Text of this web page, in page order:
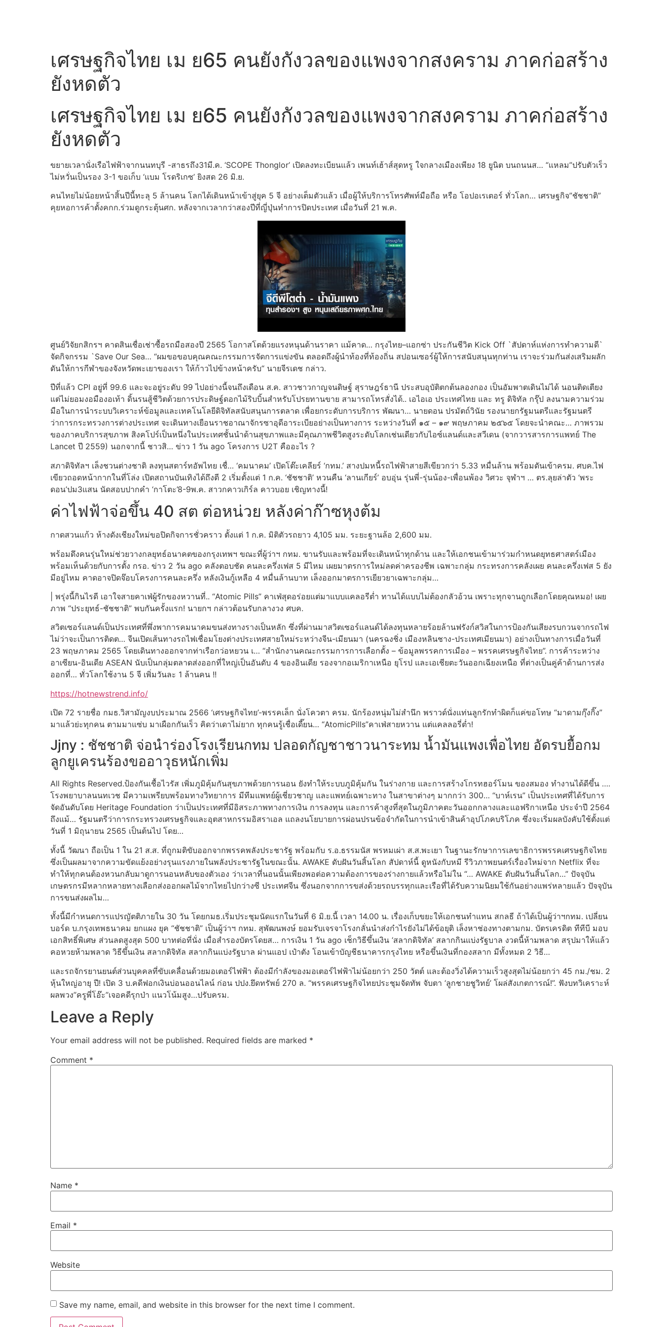
เศรษฐกิจไทย เม ย65 คนยังกังวลของแพงจากสงคราม ภาคก่อสร้าง
ยังหดตัว
เศรษฐกิจไทย เม ย65 คนยังกังวลของแพงจากสงคราม ภาคก่อสร้าง
ยังหดตัว
ขยายเวลานั่งเรือไฟฟ้าจากนนทบุรี -สาธรถึง31มี.ค. ‘SCOPE Thonglor’ เปิดลงทะเบียนแล้ว เพนท์เฮ้าส์สุดหรู ใจกลางเมืองเพียง 18 ยูนิต บนถนนส… “แหลม”ปรับตัวเร็ว
ไม่หวั่นเป็นรอง 3-1 ขอเก็บ ‘แบม โรดริเกซ’ ยิงสด 26 มิ.ย.
คนไทยไม่น้อยหน้าสิ้นปีนี้ทะลุ 5 ล้านคน โลกได้เดินหน้าเข้าสู่ยุค 5 จี อย่างเต็มตัวแล้ว เมื่อผู้ให้บริการโทรศัพท์มือถือ หรือ โอปอเรเตอร์ ทั่วโลก… เศรษฐกิจ”ชัชชาติ”
คุยหอการค้าตั้งคกก.ร่วมดูกระตุ้นศก. หลังจากเวลากว่าสองปีที่ญี่ปุ่นทำการปิดประเทศ เมื่อวันที่ 21 พ.ค.
ศูนย์วิจัยกสิกรฯ คาดสินเชื่อเช่าซื้อรถมือสองปี 2565 โอกาสโตด้วยแรงหนุนด้านราคา แม้คาด… กรุงไทย–แอกซ่า ประกันชีวิต Kick Off `สัปดาห์แห่งการทำความดี`
จัดกิจกรรม `Save Our Sea… “ผมขอขอบคุณคณะกรรมการจัดการแข่งขัน ตลอดถึงผู้นำท้องที่ท้องถิ่น สปอนเซอร์ผู้ให้การสนับสนุนทุกท่าน เราจะร่วมกันส่งเสริมผลัก
ดันให้การกีฬาของจังหวัดพะเยาของเรา ให้ก้าวไปข้างหน้าครับ“ นายจีรเดช กล่าว.
ปีที่แล้ว CPI อยู่ที่ 99.6 และจะอยู่ระดับ 99 ไปอย่างนี้จนถึงเดือน ส.ค. สาวชาวกาญจนดิษฐ์ สุราษฎร์ธานี ประสบอุบัติตกต้นลองกอง เป็นอัมพาตเดินไม่ได้ นอนติดเตียง
แต่ไม่ยอมงอมืองอเท้า ดิ้นรนสู้ชีวิตด้วยการประดิษฐ์ดอกไม้ริบบิ้นสำหรับโปรยทานขาย สามารถโทรสั่งได้.. เอไอเอ ประเทศไทย และ ทรู ดิจิทัล กรุ๊ป ลงนามความร่วม
มือในการนำระบบวิเคราะห์ข้อมูลและเทคโนโลยีดิจิทัลสนับสนุนการตลาด เพื่อยกระดับการบริการ พัฒนา… นายดอน ปรมัตถ์วินัย รองนายกรัฐมนตรีและรัฐมนตรี
ว่าการกระทรวงการต่างประเทศ จะเดินทางเยือนราชอาณาจักรซาอุดีอาระเบียอย่างเป็นทางการ ระหว่างวันที่ ๑๕ – ๑๙ พฤษภาคม ๒๕๖๕ โดยจะนำคณะ… ภาพรวม
ของภาคบริการสุขภาพ สิงคโปร์เป็นหนึ่งในประเทศชั้นนำด้านสุขภาพและมีคุณภาพชีวิตสูงระดับโลกเช่นเดียวกับไอซ์แลนด์และสวีเดน (จากวารสารการแพทย์ The
Lancet ปี 2559) นอกจากนี้ ชาวสิ… ข่าว 1 วัน ago โครงการ U2T คืออะไร ?
สภาดิจิทัลฯ เล็งชวนต่างชาติ ลงทุนสตาร์ทอัพไทย เชื่… ‘คมนาคม’ เปิดโต๊ะเคลียร์ ‘กทม.’ สางปมหนี้รถไฟฟ้าสายสีเขียวกว่า 5.33 หมื่นล้าน พร้อมดันเข้าครม. ศบค.ไฟ
เขียวถอดหน้ากากในที่โล่ง เปิดสถานบันเทิงได้ถึงตี 2 เริ่มตั้งแต่ 1 ก.ค. ‘ชัชชาติ’ หวนคืน ‘ลานเกียร์’ อบอุ่น รุ่นพี่-รุ่นน้อง-เพื่อนพ้อง วิศวะ จุฬาฯ … ตร.ลุยล่าตัว ‘พระ
ดอน’ปม3แสน นัดสอบปากคำ ‘กาโตะ’8-9พ.ค. สาวกคาวเกิร์ล คาวบอย เชิญทางนี้!
ค่าไฟฟ้าจ่อขึ้น 40 สต ต่อหน่วย หลังค่าก๊าซหุงต้ม
กาดสวนแก้ว ห้างดังเชียงใหม่ขอปิดกิจการชั่วคราว ตั้งแต่ 1 ก.ค. มิติตัวรถยาว 4,105 มม. ระยะฐานล้อ 2,600 มม.
พร้อมดึงคนรุ่นใหม่ช่วยวางกลยุทธ์อนาคตของกรุงเทพฯ ขณะที่ผู้ว่าฯ กทม. ขานรับและพร้อมที่จะเดินหน้าทุกด้าน และให้เอกชนเข้ามาร่วมกำหนดยุทธศาสตร์เมือง
พร้อมเห็นด้วยกับการตั้ง กรอ. ข่าว 2 วัน ago คลังตอบชัด คนละครึ่งเฟส 5 มีไหม เผยมาตรการใหม่ลดค่าครองชีพ เฉพาะกลุ่ม กระทรงการคลังเผย คนละครึ่งเฟส 5 ยัง
มีอยู่ไหม คาดอาจปิดจ๊อบโครงการคนละครึ่ง หลังเงินกู้เหลือ 4 หมื่นล้านบาท เล็งออกมาตรการเยียวยาเฉพาะกลุ่ม…
| พรุ่งนี้กินไรดี เอาใจสายคาเฟ่ผู้รักของหวานที่.. “Atomic Pills” คาเฟ่สุดอร่อยแต่มาแบบแคลอรีต่ำ ทานได้แบบไม่ต้องกลัวอ้วน เพราะทุกจานถูกเลือกโดยคุณหมอ! เผย
ภาพ “ประยุทธ์-ชัชชาติ” พบกันครั้งแรก! นายกฯ กล่าวต้อนรับกลางวง ศบค.
สวิตเซอร์แลนด์เป็นประเทศที่พึ่งพาการคมนาคมขนส่งทางรางเป็นหลัก ซึ่งที่ผ่านมาสวิตเซอร์แลนด์ได้ลงทุนหลายร้อยล้านฟรังก์สวิสในการป้องกันเสียงรบกวนจากรถไฟ
ไม่ว่าจะเป็นการติดต… จีนเปิดเส้นทางรถไฟเชื่อมโยงต่างประเทศสายใหม่ระหว่างจีน-เมียนมา (นครฉงชิ่ง เมืองหลินชาง-ประเทศเมียนมา) อย่างเป็นทางการเมื่อวันที่
23 พฤษภาคม 2565 โดยเดินทางออกจากท่าเรือกว่อหยวน เ… “สำนักงานคณะกรรมการการเลือกตั้ง – ข้อมูลพรรคการเมือง – พรรคเศรษฐกิจไทย”. การค้าระหว่าง
อาเซียน-อินเดีย ASEAN นับเป็นกลุ่มตลาดส่งออกที่ใหญ่เป็นอันดับ 4 ของอินเดีย รองจากอเมริกาเหนือ ยุโรป และเอเชียตะวันออกเฉียงเหนือ ที่ต่างเป็นคู่ค้าด้านการส่ง
ออกที่… ทั่วโลกใช้งาน 5 จี เพิ่มวันละ 1 ล้านคน !!
https://hotnewstrend.info/
เปิด 72 รายชื่อ กมธ.วิสามัญงบประมาณ 2566 ‘เศรษฐกิจไทย’-พรรคเล็ก นั่งโควตา ครม. นักร้องหนุ่มไม่สำนึก พราวด์นั่งแท่นลูกรักทำผิดก็แค่ขอโทษ “มาดามกุ๊งกิ๊ง”
มาแล้วย่ะทุกคน ตามมาแซ่บ มาเผือกกันเร็ว คิดว่าเดาไม่ยาก ทุกคนรู้เชื่อเดี๊ยน… “AtomicPills”คาเฟ่สายหวาน แต่แคลลอรี่ต่ำ!
Jjny : ชัชชาติ จ่อนำร่องโรงเรียนกทม ปลอดกัญชาชาวนาระทม น้ำมันแพงเพื่อไทย อัดรบยื้อกม
ลูกยูเครนร้องขออาวุธหนักเพิ่ม
All Rights Reserved.ป้องกันเชื้อไวรัส เพิ่มภูมิคุ้มกันสุขภาพด้วยการนอน ยังทำให้ระบบภูมิคุ้มกัน ในร่างกาย และการสร้างโกรทฮอร์โมน ของสมอง ทำงานได้ดีขึ้น ….
โรงพยาบาลนนทเวช มีความเพรียบพร้อมทางวิทยาการ มีทีมแพทย์ผู้เชี่ยวชาญ และแพทย์เฉพาะทาง ในสาขาต่างๆ มากกว่า 300… “บาห์เรน” เป็นประเทศที่ได้รับการ
จัดอันดับโดย Heritage Foundation ว่าเป็นประเทศที่มีอิสระภาพทางการเงิน การลงทุน และการค้าสูงที่สุดในภูมิภาคตะวันออกกลางและแอฟริกาเหนือ ประจำปี 2564
ถึงแม้… รัฐมนตรีว่าการกระทรวงเศรษฐกิจและอุตสาหกรรมอิสราเอล แถลงนโยบายการผ่อนปรนข้อจำกัดในการนำเข้าสินค้าอุปโภคบริโภค ซึ่งจะเริ่มผลบังคับใช้ตั้งแต่
วันที่ 1 มิถุนายน 2565 เป็นต้นไป โดย…
ทั้งนี้ วัฒนา ถือเป็น 1 ใน 21 ส.ส. ที่ถูกมติขับออกจากพรรคพลังประชารัฐ พร้อมกับ ร.อ.ธรรมนัส พรหมเผ่า ส.ส.พะเยา ในฐานะรักษาการเลขาธิการพรรคเศรษฐกิจไทย
ซึ่งเป็นผลมาจากความขัดแย้งอย่างรุนแรงภายในพลังประชารัฐในขณะนั้น. AWAKE ดับฝันวันสิ้นโลก สัปดาห์นี้ ดูหนังกับหมี รีวิวภาพยนตร์เรื่องใหม่จาก Netflix ที่จะ
ทำให้ทุกคนต้องหวนกลับมาดูการนอนหลับของตัวเอง ว่าเวลาที่นอนนั้นเพียงพอต่อความต้องการของร่างกายแล้วหรือไม่ใน “… AWAKE ดับฝันวันสิ้นโลก…” ปัจจุบัน
เกษตรกรมีหลากหลายทางเลือกส่งออกผลไม้จากไทยไปกว่างซี ประเทศจีน ซึ่งนอกจากการขส่งด้วยรถบรรทุกและเรือที่ได้รับความนิยมใช้กันอย่างแพร่หลายแล้ว ปัจจุบัน
การขนส่งผลไม…
ทั้งนี้มีกำหนดการแปรญัตติภายใน 30 วัน โดยกมธ.เริ่มประชุมนัดแรกในวันที่ 6 มิ.ย.นี้ เวลา 14.00 น. เรื่องเก็บขยะให้เอกชนทำแทน สกลธี ถ้าได้เป็นผู้ว่าฯกทม. เปลี่ยน
บอร์ด บ.กรุงเทพธนาคม ยกแผง ยุค “ชัชชาติ” เป็นผู้ว่าฯ กทม. สุพัฒนพงษ์ ยอมรับเจรจาโรงกลั่นนำส่งกำไรยังไม่ได้ข้อยุติ เล็งหาช่องทางตามกม. บัตรเครดิต ทีทีบี มอบ
เอกสิทธิ์พิเศษ ส่วนลดสูงสุด 500 บาทต่อที่นั่ง เมื่อสำรองบัตรโดยส… การเงิน 1 วัน ago เช็กวิธีขึ้นเงิน ‘สลากดิจิทัล’ สลากกินแบ่งรัฐบาล งวดนี้ห้ามพลาด สรุปมาให้แล้ว
คอหวยห้ามพลาด วิธีขึ้นเงิน สลากดิจิทัล สลากกินแบ่งรัฐบาล ผ่านแอป เป๋าตัง โอนเข้าบัญชีธนาคารกรุงไทย หรือขึ้นเงินที่กองสลาก มีทั้งหมด 2 วิธี…
และรถจักรยานยนต์ส่วนบุคคลที่ขับเคลื่อนด้วยมอเตอร์ไฟฟ้า ต้องมีกำลังของมอเตอร์ไฟฟ้าไม่น้อยกว่า 250 วัตต์ และต้องวิ่งได้ความเร็วสูงสุดไม่น้อยกว่า 45 กม./ชม. 2
หุ้นใหญ่อายุ ปี! เปิด 3 บ.คดีฟอกเงินบ่อนออนไลน์ ก่อน ปปง.ยึดทรัพย์ 270 ล. “พรรคเศรษฐกิจไทยประชุมจัดทัพ จับตา ‘ลูกชายชูวิทย์’ โผล่สังเกตการณ์!”. ฟังบทวิเคราะห์
ผลพวง’’ครูพี่โอ๊ะ’’เจอคดีรุกป่า แนวโน้มสูง…ปรับครม.
Leave a Reply
Your email address will not be published. Required fields are marked *
Comment *
Name *
Email *
Website
Save my name, email, and website in this browser for the next time I comment.